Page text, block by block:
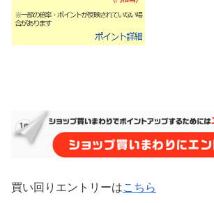
買い回りエントリーはこちら